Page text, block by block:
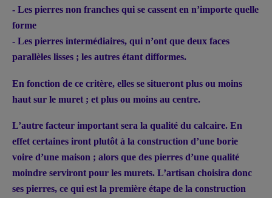
- Les pierres non franches qui se cassent en n’importe quelle
forme
- Les pierres intermédiaires, qui n’ont que deux faces
parallèles lisses ; les autres étant difformes.
En fonction de ce critère, elles se situeront plus ou moins
haut sur le muret ; et plus ou moins au centre.
L’autre facteur important sera la qualité du calcaire. En
effet certaines iront plutôt à la construction d’une borie
voire d’une maison ; alors que des pierres d’une qualité
moindre serviront pour les murets. L’artisan choisira donc
ses pierres, ce qui est la première étape de la construction